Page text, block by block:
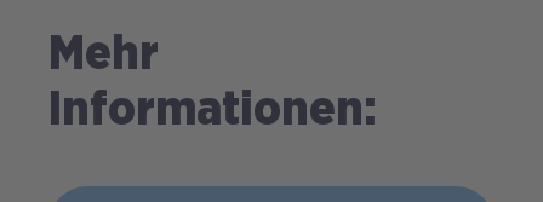
Mehr
Informationen: